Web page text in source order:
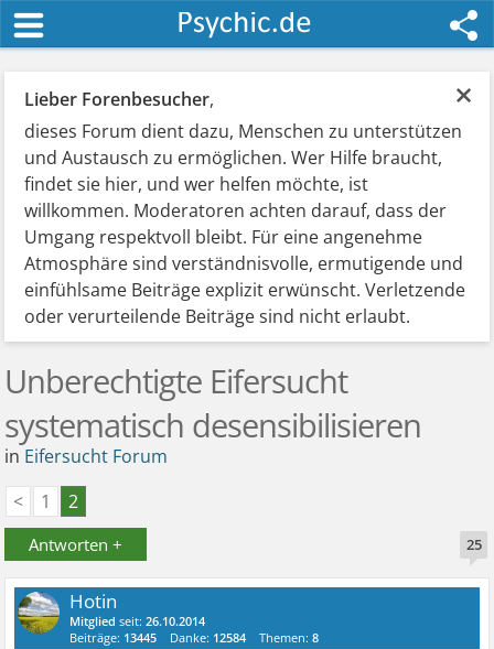
×
Lieber Forenbesucher,
dieses Forum dient dazu, Menschen zu unterstützen
und Austausch zu ermöglichen. Wer Hilfe braucht,
findet sie hier, und wer helfen möchte, ist
willkommen. Moderatoren achten darauf, dass der
Umgang respektvoll bleibt. Für eine angenehme
Atmosphäre sind verständnisvolle, ermutigende und
einfühlsame Beiträge explizit erwünscht. Verletzende
oder verurteilende Beiträge sind nicht erlaubt.
Unberechtigte Eifersucht
systematisch desensibilisieren
in Eifersucht Forum
<
1 2
Antworten + 25
Hotin
Mitglied seit:26.10.2014
Beiträge: 13445 Danke: 12584 Themen:8